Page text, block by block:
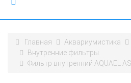
Главная Аквариумистика
Внутренние фильтры
Фильтр внутренний AQUAEL